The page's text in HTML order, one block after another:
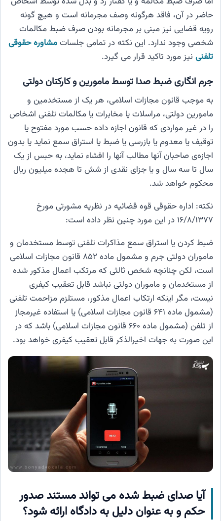
حاضر در آن، فاقد هرگونه وصف مجرمانه است و هیچ گونه
رویه قضایی نیز مبنی بر مجرمانه بودن صرف ضبط مکالمات
شخصی وجود ندارد. این نکته در تمامی جلساتمشاوره حقوقی
تلفنی نیز مورد تاکید قرار می گیرد.
جرم انگاری ضبط صدا توسط مامورین و کارکنان دولتی
به موجب قانون مجازات اسلامی، هر یک از مستخدمین و
مامورین دولتی، مراسلات یا مخابرات یا مکالمات تلفنی اشخاص
را در غیر مواردی که قانون اجازه داده حسب مورد مفتوح یا
توقیف یا معدوم یا بازرسی یا ضبط یا استراق سمع نماید یا بدون
اجازه‌ی صاحبان آنها مطالب آنها را افشاء نماید، به حبس از یک
سال تا سه سال و یا جزای نقدی از شش تا هجده میلیون ریال
محکوم خواهد شد.
نکته: اداره حقوقی قوه قضائیه در نظریه مشورتی مورخ
۱۶/۸/۱۳۷۷ در این مورد چنین نظر داده است:
ضبط کردن یا استراق سمع مذاکرات تلفنی توسط مستخدمان و
ماموران دولتی جرم و مشمول ماده ۸۵۲ قانون مجازات اسلامی
است، لکن چنانچه شخص ثالثی که مرتکب اعمال مذکور شده
از مستخدمان و ماموران دولتی نباشد قابل تعقیب کیفری
نیست، مگر اینکه ارتکاب اعمال مذکور، مستلزم مزاحمت تلفنی
(مشمول ماده ۶۴۱ قانون مجازات اسلامی) یا استفاده غیرمجاز
از تلفن (مشمول ماده ۶۶۰ قانون مجازات اسلامی) باشد که در
این صورت به جهات اخیرالذکر قابل تعقیب کیفری خواهد بود.
آیا صدای ضبط شده می تواند مستند صدور
حکم و به عنوان دلیل به دادگاه ارائه شود؟